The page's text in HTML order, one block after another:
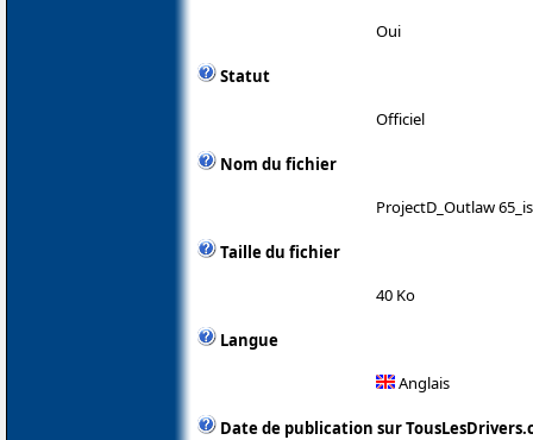
Oui
Statut
Officiel
Nom du fichier
ProjectD_Outlaw
Taille du fichier
40 Ko
Langue
Anglais
Date de publication sur